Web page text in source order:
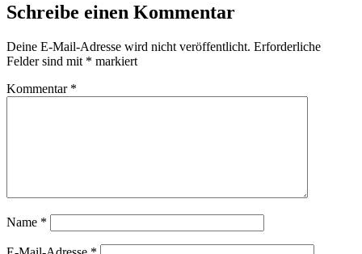
Schreibe einen Kommentar
Deine E-Mail-Adresse wird nicht veröffentlicht. Erforderliche
Felder sind mit * markiert
Kommentar *
Name *